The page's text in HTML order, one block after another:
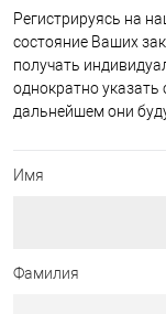
Регистрируясь на
состояние Ваших
получать
однократно указать
дальнейшем они
Имя
Фамилия